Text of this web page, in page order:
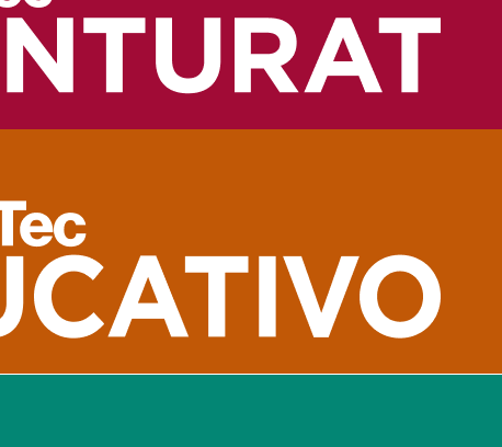
recursos técnicos, también es indispensable que te
y efectividad.
anual
soñarlo y pensarlo. También es importante que lo plasmes
sólido, contemplando todas las áreas de interés de tu negocio,
cada área, así como presupuestos y recursos orientados a
es la proyección. Desde hoy debes empezar a analizar
las características del entorno y de la economía del país.